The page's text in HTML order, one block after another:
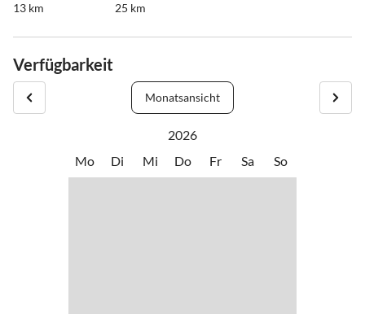
13 km 25 km
Verfügbarkeit
Monatsansicht
2026
Mo
Di Mi Do Fr Sa So